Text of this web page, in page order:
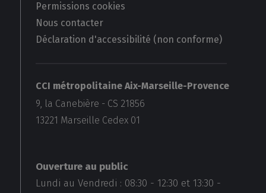
CCI métropolitaine Aix-Marseille-Provence
9, la Canebière - CS 21856
13221 Marseille Cedex 01
Ouverture au public
Lundi au Vendredi : 08:30 - 12:30 et 13:30 -
Permissions cookies
Nous contacter
Déclaration d'accessibilité (non conforme)